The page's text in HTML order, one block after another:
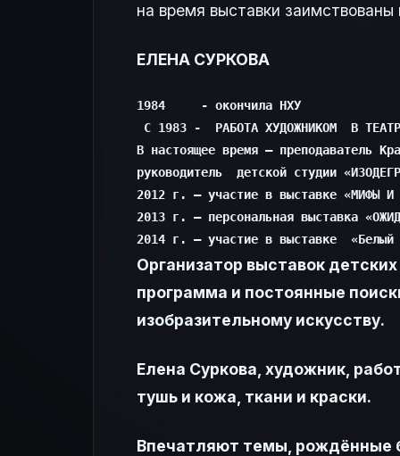
на время выставки
ЕЛЕНА СУРКОВА
1984     - окончила НХУ
С 1983 -  РАБОТА ХУДОЖНИКОМ  В
В настоящее время – преподаватель
руководитель  детской студии
2012 г. – участие в выставке «МИФЫ И
2013 г. – персональная выставка
2014 г. – участие в выставке  «Белый
Организатор выставок
программа и постоянные
изобразительному искусству.
Елена Суркова, художник,
тушь и кожа, ткани и краски.
Впечатляют темы, рождённые